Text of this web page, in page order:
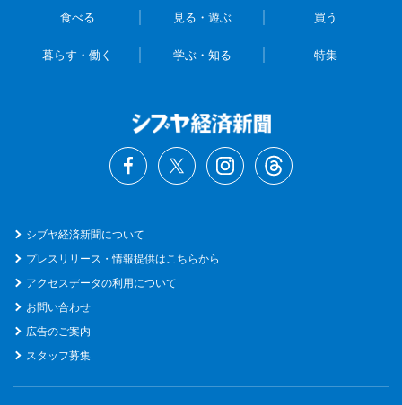
食べる 見る・遊ぶ 買う
暮らす・働く 学ぶ・知る 特集
シブヤ経済新聞について
プレスリリース・情報提供はこちらから
アクセスデータの利用について
お問い合わせ
広告のご案内
スタッフ募集